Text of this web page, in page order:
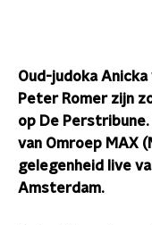
Oud-judoka
Peter Romer zijn
op De
van Omroep MAX
gelegenheid live
Amsterdam.